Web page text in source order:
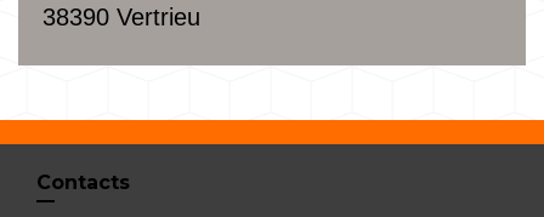
38390 Vertrieu
Contacts